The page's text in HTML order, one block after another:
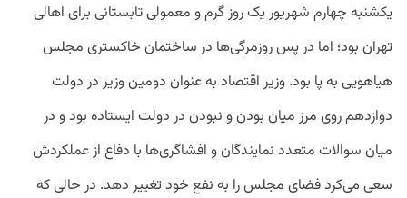
یکشنبه چهارم شهریور یک روز گرم و معمولی تابستانی برای اهالی
تهران بود؛ اما در پس روزمرگی‌ها در ساختمان خاکستری مجلس
هیاهویی به پا بود. وزیر اقتصاد به عنوان دومین وزیر در دولت
دوازدهم روی مرز میان بودن و نبودن در دولت ایستاده بود و در
میان سوالات متعدد نمایندگان و افشاگری‌ها با دفاع از عملکردش
سعی می‌کرد فضای مجلس را به نفع خود تغییر دهد. در حالی که